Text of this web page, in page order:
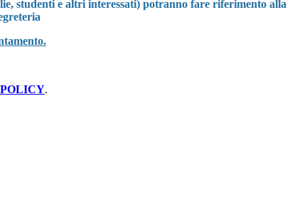
studenti e altri interessati) potranno fare riferimento alla
.